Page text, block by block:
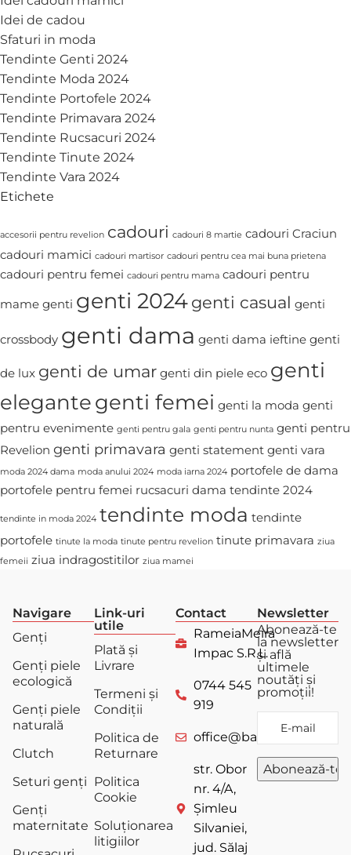
Idei de cadou
Sfaturi in moda
Tendinte Genti 2024
Tendinte Moda 2024
Tendinte Portofele 2024
Tendinte Primavara 2024
Tendinte Rucsacuri 2024
Tendinte Tinute 2024
Tendinte Vara 2024
Etichete
accesorii pentru revelion cadouri cadouri 8 martie cadouri Craciun
cadouri mamici cadouri martisor cadouri pentru cea mai buna prietena
cadouri pentru femei cadouri pentru mama cadouri pentru
mame genti genti 2024 genti casual genti
crossbody genti dama genti dama ieftine genti
de lux genti de umar genti din piele eco genti
elegantegenti femei genti la moda genti
pentru evenimente genti pentru gala genti pentru nunta genti pentru
Revelion genti primavara genti statement genti vara
moda 2024 dama moda anului 2024 moda iarna 2024 portofele de dama
portofele pentru femei rucsacuri dama tendinte 2024
tendinte in moda 2024 tendinte moda tendinte
portofele tinute la moda tinute pentru revelion tinute primavara ziua
femeii ziua indragostitilor ziua mamei
Navigare
Genți
Genți piele
ecologică
Genți piele
naturală
Clutch
Seturi genți
Genți
maternitate
Link-uri
utile
Plată și
Livrare
Termeni și
Condiții
Politica de
Returnare
Politica
Cookie
Soluționarea
litigiilor
Contact
RameiaMeira
Impac S.R.L.
0744 545
919
office@bagstore.ro
str. Obor
nr. 4/A,
Șimleu
Silvaniei,
jud. Sălaj
Newsletter
Abonează-te
la newsletter
și află
ultimele
noutăți și
promoții!